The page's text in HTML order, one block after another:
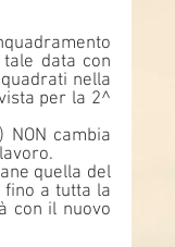
data con
nella
per la 2^
cambia
quella del
fino a tutta la
con il nuovo